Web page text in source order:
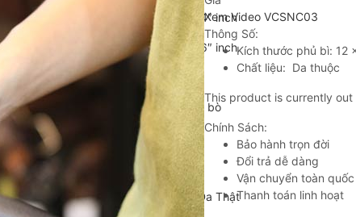
Cặp Laptop 13-14″ inch
Cặp Laptop 15-16″ inch
Cặp da cán bộ
Cặp xách nam da bò
Túi đeo chéo nam
Túi Bao Tử Nam Da Thật
Xem Video VCSNC03
Thông Số:
Kích thước phủ bì: 12
Chất liệu: Da thuộc
This product is currently
Chính Sách:
Bảo hành trọn đời
Đổi trả dễ dàng
Vận chuyển toàn quốc
Thanh toán linh hoạt